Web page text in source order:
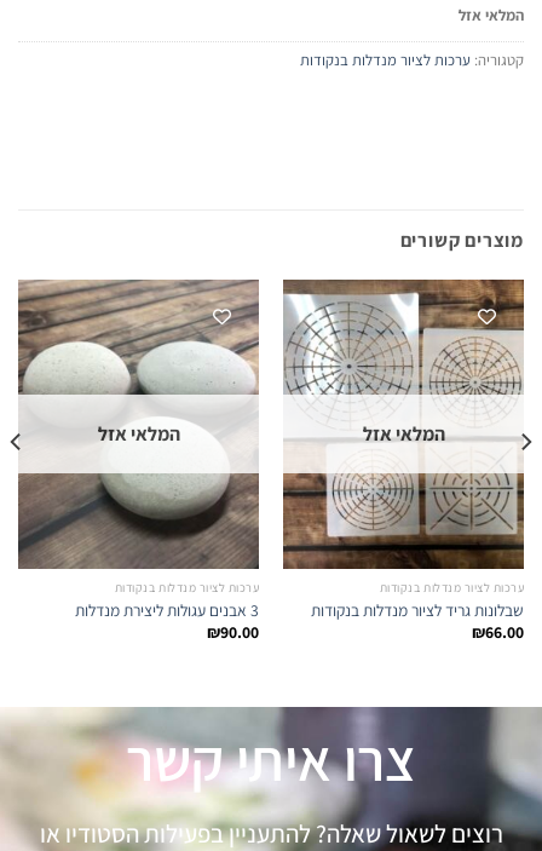
המלאי אזל
קטגוריה: ערכות לציור מנדלות בנקודות
מוצרים קשורים
המלאי אזל
ערכות לציור מנדלות בנקודות
שבלונות גריד לציור מנדלות בנקודות
₪66.00
המלאי אזל
ערכות לציור מנדלות בנקודות
3 אבנים עגולות ליצירת מנדלות
₪90.00
צרו איתי קשר
רוצים לשאול שאלה? להתעניין בפעילות הסטודיו או